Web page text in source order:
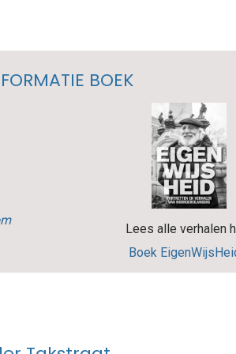
BOEK
Lees alle verhalen
Boek